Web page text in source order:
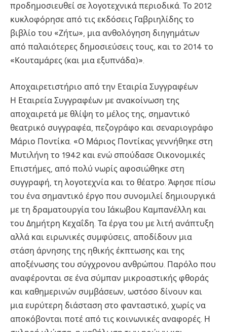
προδημοσιευθεί σε λογοτεχνικά περιοδικά. Το 2012
κυκλοφόρησε από τις εκδόσεις Γαβριηλίδης το
βιβλίο του «Ζήτω», μια ανθολόγηση διηγημάτων
από παλαιότερες δημοσιεύσεις τους, και το 2014 το
«Κουταμάρες (και μια εξυπνάδα)».
Αποχαιρετιστήριο από την Εταιρία Συγγραφέων
Η Εταιρεία Συγγραφέων με ανακοίνωση της
αποχαιρετά με θλίψη το μέλος της, σημαντικό
θεατρικό συγγραφέα, πεζογράφο και σεναριογράφο
Μάριο Ποντίκα. «Ο Μάριος Ποντίκας γεννήθηκε στη
Μυτιλήνη το 1942 και ενώ σπούδασε Οικονομικές
Επιστήμες, από πολύ νωρίς αφοσιώθηκε στη
συγγραφή, τη λογοτεχνία και το θέατρο. Άφησε πίσω
του ένα σημαντικό έργο που συνομιλεί δημιουργικά
με τη δραματουργία του Ιάκωβου Καμπανέλλη και
του Δημήτρη Κεχαΐδη. Τα έργα του με λιτή ανάπτυξη
αλλά και ειρωνικές συμφύσεις, αποδίδουν μια
στάση άρνησης της ηθικής έκπτωσης και της
αποξένωσης του σύγχρονου ανθρώπου. Παρόλο που
αναφέρονται σε ένα σύμπαν μικροαστικής φθοράς
και καθημερινών συμβάσεων, ωστόσο δίνουν και
μια ευρύτερη διάσταση στο φανταστικό, χωρίς να
αποκόβονται ποτέ από τις κοινωνικές αναφορές. Η